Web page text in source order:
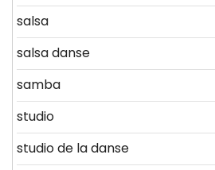
salsa
salsa danse
samba
studio
studio de la danse